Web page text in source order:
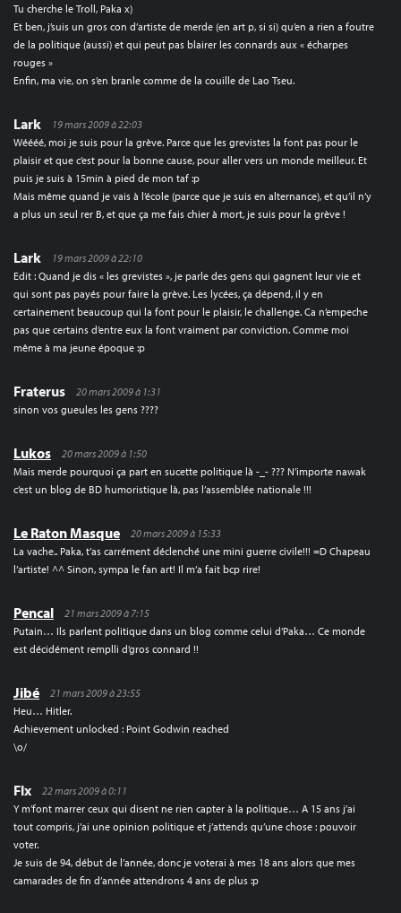
Tu cherche le Troll, Paka x)
Et ben, j’suis un gros con d’artiste de merde (en art p, si si) qu’en a rien a foutre
de la politique (aussi) et qui peut pas blairer les connards aux « écharpes
rouges »
Enfin, ma vie, on s’en branle comme de la couille de Lao Tseu.
Lark
19 mars 2009 à 22:03
Wéééé, moi je suis pour la grève. Parce que les grevistes la font pas pour le
plaisir et que c’est pour la bonne cause, pour aller vers un monde meilleur. Et
puis je suis à 15min à pied de mon taf :p
Mais même quand je vais à l’école (parce que je suis en alternance), et qu’il n’y
a plus un seul rer B, et que ça me fais chier à mort, je suis pour la grève !
Lark
19 mars 2009 à 22:10
Edit : Quand je dis « les grevistes », je parle des gens qui gagnent leur vie et
qui sont pas payés pour faire la grève. Les lycées, ça dépend, il y en
certainement beaucoup qui la font pour le plaisir, le challenge. Ca n’empeche
pas que certains d’entre eux la font vraiment par conviction. Comme moi
même à ma jeune époque :p
Fraterus
20 mars 2009 à 1:31
sinon vos gueules les gens ????
Lukos
20 mars 2009 à 1:50
Mais merde pourquoi ça part en sucette politique là -_- ??? N’importe nawak
c’est un blog de BD humoristique là, pas l’assemblée nationale !!!
Le Raton Masque
20 mars 2009 à 15:33
La vache.. Paka, t’as carrément déclenché une mini guerre civile!!! =D Chapeau
l’artiste! ^^ Sinon, sympa le fan art! Il m’a fait bcp rire!
Pencal
21 mars 2009 à 7:15
Putain… Ils parlent politique dans un blog comme celui d’Paka… Ce monde
est décidément remplli d’gros connard !!
Jibé
21 mars 2009 à 23:55
Heu… Hitler.
Achievement unlocked : Point Godwin reached
\o/
Flx
22 mars 2009 à 0:11
Y m’font marrer ceux qui disent ne rien capter à la politique… A 15 ans j’ai
tout compris, j’ai une opinion politique et j’attends qu’une chose : pouvoir
voter.
Je suis de 94, début de l’année, donc je voterai à mes 18 ans alors que mes
camarades de fin d’année attendrons 4 ans de plus :p